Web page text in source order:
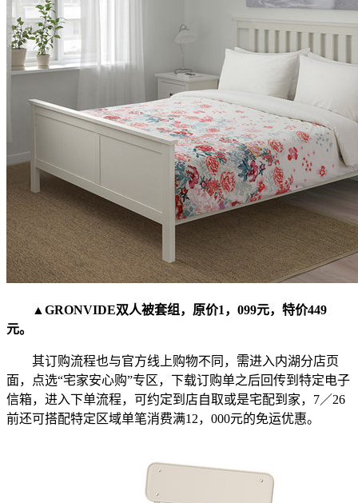
▲GRONVIDE双人被套组，原价1，099元，特价449
元。
其订购流程也与官方线上购物不同，需进入内湖分店页
面，点选“宅家安心购”专区，下载订购单之后回传到特定电子
信箱，进入下单流程，可约定到店自取或是宅配到家，7／26
前还可搭配特定区域单笔消费满12，000元的免运优惠。